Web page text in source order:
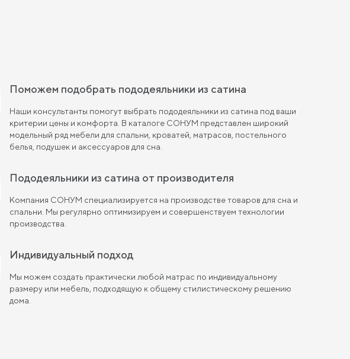
Поможем подобрать пододеяльники из сатина
Наши консультанты помогут выбрать пододеяльники из сатина под ваши
критерии цены и комфорта. В каталоге СОНУМ представлен широкий
модельный ряд мебели для спальни, кроватей, матрасов, постельного
белья, подушек и аксессуаров для сна.
пододеяльники из сатина от производителя
Компания СОНУМ специализируется на производстве товаров для сна и
спальни. Мы регулярно оптимизируем и совершенствуем технологии
производства.
Индивидуальный подход
Мы можем создать практически любой матрас по индивидуальному
размеру или мебель, подходящую к общему стилистическому решению
дома.